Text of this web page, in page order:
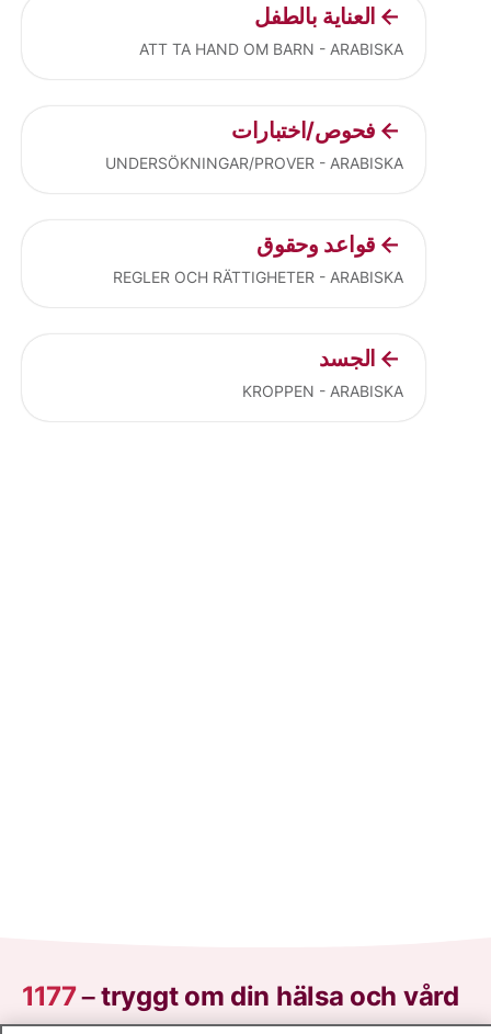
العناية بالطفل
ATT TA HAND OM BARN - ARABISKA
فحوص/اختبارات
UNDERSÖKNINGAR/PROVER - ARABISKA
قواعد وحقوق
REGLER OCH RÄTTIGHETER - ARABISKA
الجسد
KROPPEN - ARABISKA
1177–tryggt om din hälsa och vård